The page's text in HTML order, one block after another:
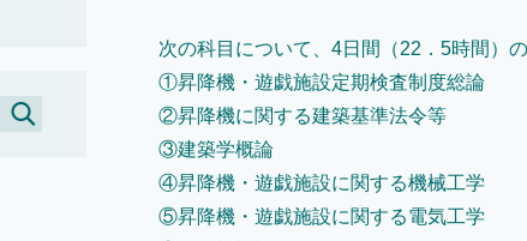
次の科目について、4日間（22．5時間）
①昇降機・遊戯施設定期検査制度総論
②昇降機に関する建築基準法令等
③建築学概論
④昇降機・遊戯施設に関する機械工学
⑤昇降機・遊戯施設に関する電気工学